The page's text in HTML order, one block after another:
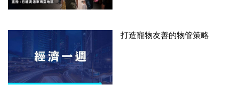
打造寵物友善的物管策略